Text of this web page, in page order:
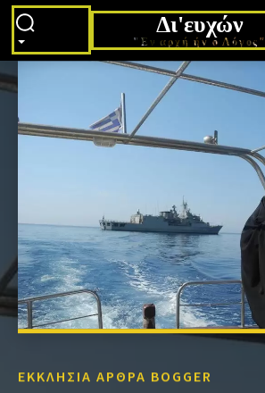
Δι'ευχών
"Εν αρχή ήν ο Λόγος"
ΕΚΚΛΗΣΙΑ ΑΡΘΡΑ BOGGER